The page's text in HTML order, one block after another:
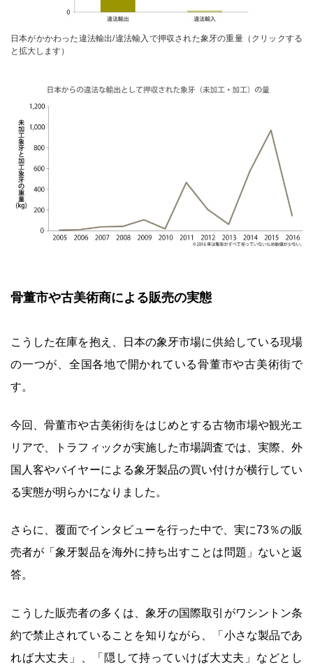
日本がかかわった違法輸出/違法輸入で押収された象牙の重量（クリックする
と拡大します）
骨董市や古美術商による販売の実態
こうした在庫を抱え、日本の象牙市場に供給している現場
の一つが、全国各地で開かれている骨董市や古美術街で
す。
今回、骨董市や古美術街をはじめとする古物市場や観光エ
リアで、トラフィックが実施した市場調査では、実際、外
国人客やバイヤーによる象牙製品の買い付けが横行してい
る実態が明らかになりました。
さらに、覆面でインタビューを行った中で、実に73％の販
売者が「象牙製品を海外に持ち出すことは問題」ないと返
答。
こうした販売者の多くは、象牙の国際取引がワシントン条
約で禁止されていることを知りながら、「小さな製品であ
れば大丈夫」、「隠して持っていけば大丈夫」などとし